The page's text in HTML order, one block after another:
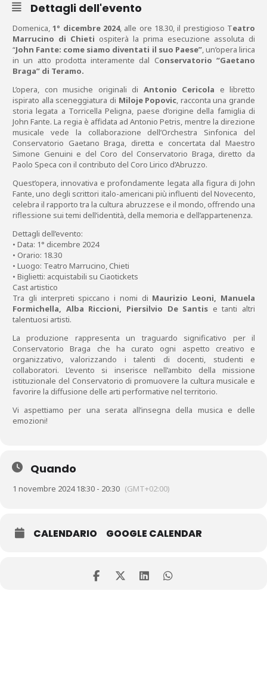
Dettagli dell'evento
Domenica, 1° dicembre 2024, alle ore 18.30, il prestigioso Teatro
Marrucino di Chieti ospiterà la prima esecuzione assoluta di
“John Fante: come siamo diventati il suo Paese”, un’opera lirica
in un atto prodotta interamente dal Conservatorio “Gaetano
Braga” di Teramo.
L’opera, con musiche originali di Antonio Cericola e libretto
ispirato alla sceneggiatura di Miloje Popovic, racconta una grande
storia legata a Torricella Peligna, paese d’origine della famiglia di
John Fante. La regia è affidata ad Antonio Petris, mentre la direzione
musicale vede la collaborazione dell’Orchestra Sinfonica del
Conservatorio Gaetano Braga, diretta e concertata dal Maestro
Simone Genuini e del Coro del Conservatorio Braga, diretto da
Paolo Speca con il contributo del Coro Lirico d’Abruzzo.
Quest’opera, innovativa e profondamente legata alla figura di John
Fante, uno degli scrittori italo-americani più influenti del Novecento,
celebra il rapporto tra la cultura abruzzese e il mondo, offrendo una
riflessione sui temi dell’identità, della memoria e dell’appartenenza.
Dettagli dell’evento:
• Data: 1° dicembre 2024
• Orario: 18.30
• Luogo: Teatro Marrucino, Chieti
• Biglietti: acquistabili su Ciaotickets
Cast artistico
Tra gli interpreti spiccano i nomi di Maurizio Leoni, Manuela
Formichella, Alba Riccioni, Piersilvio De Santis e tanti altri
talentuosi artisti.
La produzione rappresenta un traguardo significativo per il
Conservatorio Braga che ha curato ogni aspetto creativo e
organizzativo, valorizzando i talenti di docenti, studenti e
collaboratori. L’evento si inserisce nell’ambito della missione
istituzionale del Conservatorio di promuovere la cultura musicale e
favorire la diffusione delle arti performative nel territorio.
Vi aspettiamo per una serata all’insegna della musica e delle
emozioni!
Quando
1 novembre 2024 18:30 - 20:30 (GMT+02:00)
CALENDARIO GOOGLE CALENDAR